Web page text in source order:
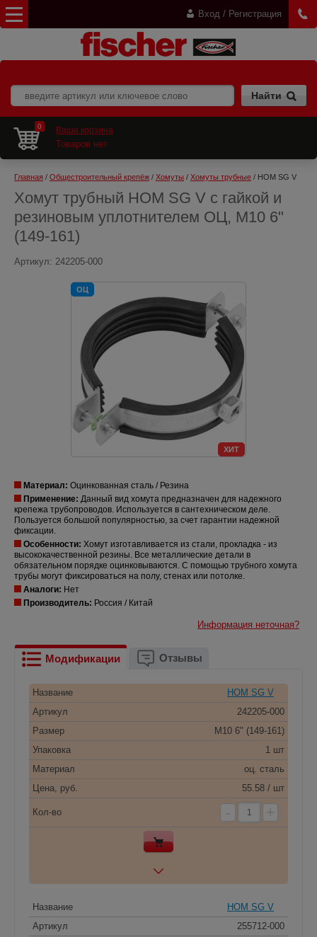
Вход / Регистрация
0 Ваша корзина
Товаров нет
Главная / Общестроительный крепёж / Хомуты / Хомуты трубные / HOM SG V
Хомут трубный HOM SG V с гайкой и
резиновым уплотнителем ОЦ, M10 6"
(149-161)
Артикул: 242205-000
ОЦ
ХИТ
Материал: Оцинкованная сталь / Резина
Применение: Данный вид хомута предназначен для надежного
крепежа трубопроводов. Используется в сантехническом деле.
Пользуется большой популярностью, за счет гарантии надежной
фиксации.
Особенности: Хомут изготавливается из стали, прокладка - из
высококачественной резины. Все металлические детали в
обязательном порядке оцинковываются. С помощью трубного хомута
трубы могут фиксироваться на полу, стенах или потолке.
Аналоги: Нет
Производитель: Россия / Китай
Информация неточная?
Модификации Отзывы
Название
HOM SG V
Артикул
242205-000
Размер
M10 6" (149-161)
Упаковка
1 шт
Материал
оц. сталь
Цена, руб.
55.58 / шт
Кол-во
Название
HOM SG V
Артикул
255712-000